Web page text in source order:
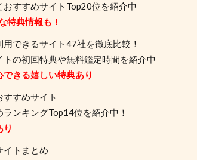
おすすめサイトTop20位を紹介中
特典情報も！
用できるサイト47社を徹底比較！
の初回特典や無料鑑定時間を紹介中
きる嬉しい特典あり
すすめサイト
ンキングTop14位を紹介中！
り
イトまとめ